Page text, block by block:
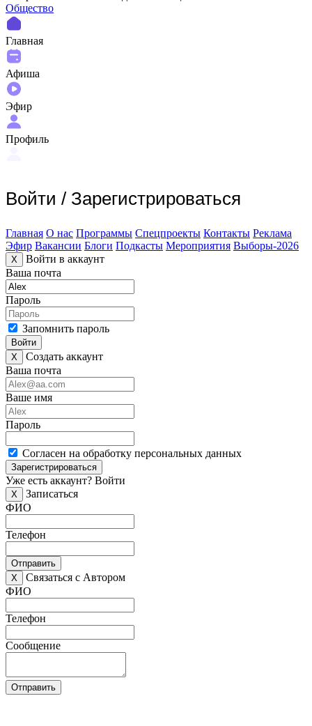
Общество
Главная
Афиша
Эфир
Профиль
Войти / Зарегистрироваться
Главная О нас Программы Спецпроекты Контакты Реклама
Эфир Вакансии Блоги Подкасты Мероприятия Выборы-2026
X
Войти в аккаунт
Ваша почта
Пароль
Запомнить пароль
Войти
X
Создать аккаунт
Ваша почта
Ваше имя
Пароль
Согласен на обработку персональных данных
Зарегистрироваться
Уже есть аккаунт? Войти
X
Записаться
ФИО
Телефон
Отправить
X
Связаться с Автором
ФИО
Телефон
Сообщение
Отправить